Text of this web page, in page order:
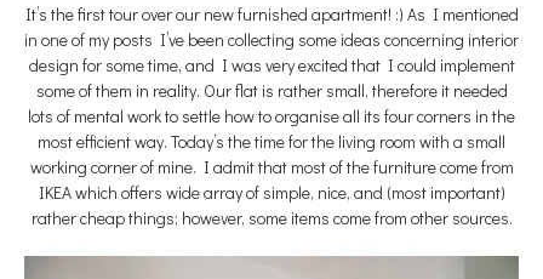
It’s the first tour over our new furnished apartment! :) As I mentioned
in one of my posts I’ve been collecting some ideas concerning interior
design for some time, and I was very excited that I could implement
some of them in reality. Our flat is rather small, therefore it needed
lots of mental work to settle how to organise all its four corners in the
most efficient way. Today’s the time for the living room with a small
working corner of mine. I admit that most of the furniture come from
IKEA which offers wide array of simple, nice, and (most important)
rather cheap things; however, some items come from other sources.